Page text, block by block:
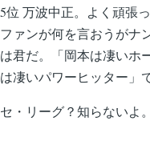
5位 万波中正。よく頑張
ファンが何を言おうがナ
は君だ。「岡本は凄いホ
は凄いパワーヒッター」
セ・リーグ？知らないよ